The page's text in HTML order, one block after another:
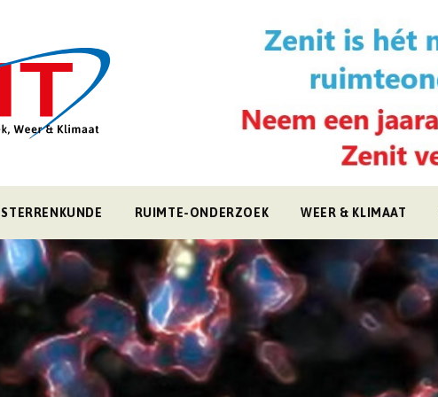
STERRENKUNDE RUIMTE-ONDERZOEK WEER & KLIMAAT